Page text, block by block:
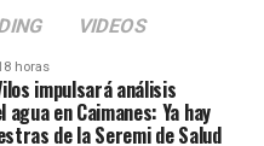
VIDEOS
horas
impulsará análisis
en Caimanes: Ya hay
de la Seremi de Salud